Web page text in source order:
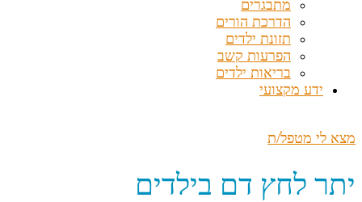
מתבגרים
הדרכת הורים
תזונת ילדים
הפרעות קשב
בריאות ילדים
ידע מקצועי
מצא לי מטפל/ת
יתר לחץ דם בילדים